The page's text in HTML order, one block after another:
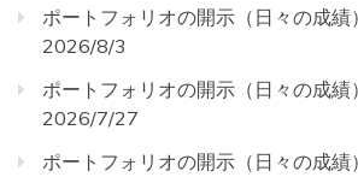
ポートフォリオの開示（日々の成績
2026/8/3
ポートフォリオの開示（日々の成績
2026/7/27
ポートフォリオの開示（日々の成績